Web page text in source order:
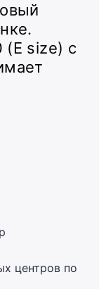
(E size) с
центров по